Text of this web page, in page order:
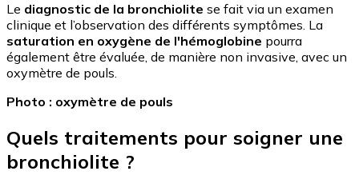
Le diagnostic de la bronchiolite se fait via un examen
clinique et l’observation des différents symptômes. La
saturation en oxygène de l'hémoglobine pourra
également être évaluée, de manière non invasive, avec un
oxymètre de pouls.
Photo : oxymètre de pouls
Quels traitements pour soigner une
bronchiolite ?